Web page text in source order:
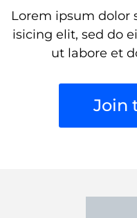
Lorem ipsum dolor
isicing elit, sed do
ut labore et
Join